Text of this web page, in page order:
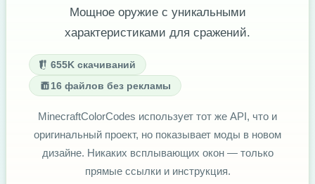
Мощное оружие с уникальными
характеристиками для сражений.
655K скачиваний
16 файлов без рекламы
MinecraftColorCodes использует тот же API, что и
оригинальный проект, но показывает моды в новом
дизайне. Никаких всплывающих окон — только
прямые ссылки и инструкция.